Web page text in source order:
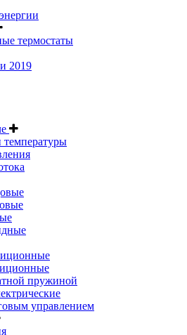
термостаты
2019
температуры
пружиной
управлением